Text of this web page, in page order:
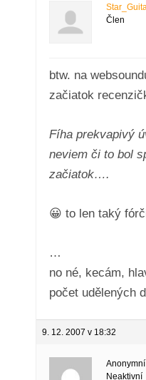
Člen
btw. na
začiatok
Fíha prekvapivý
neviem či to bol
začiatok….
😀 to len taký
…
no né, kecám,
počet udělených
9. 12. 2007 v 18:32
Anonymní
Neaktivní